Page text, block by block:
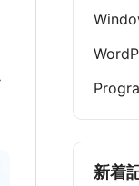
新着